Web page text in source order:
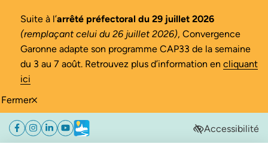
Fermer
Suite à l’arrêté préfectoral du 29 juillet 2026
(remplaçant celui du 26 juillet 2026), Convergence
Garonne adapte son programme CAP33 de la semaine
du 3 au 7 août. Retrouvez plus d’information en cliquant
ici
Aller
Aller
au
Aller
au
Facebook
(ouverture dans un nouvel onglet)
Instagram
(ouverture dans un nouvel onglet)
Linkedin
(ouverture dans un nouvel onglet)
YouTube
(ouverture dans un nouvel onglet)
Météo
(ouverture dans un nouvel onglet)Accessibilité